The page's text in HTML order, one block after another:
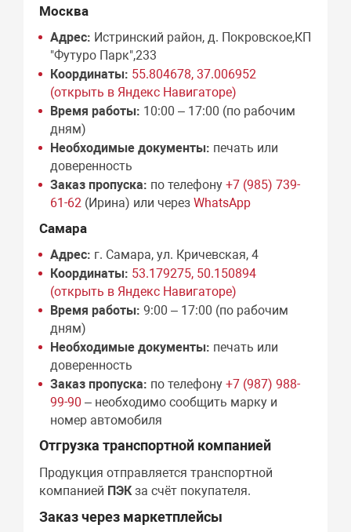
Москва
Адрес: Истринский район, д. Покровское,КП
"Футуро Парк",233
Координаты: 55.804678, 37.006952
(открыть в Яндекс Навигаторе)
Время работы: 10:00 – 17:00 (по рабочим
дням)
Необходимые документы: печать или
доверенность
Заказ пропуска: по телефону+7 (985) 739-
61-62 (Ирина) или черезWhatsApp
Самара
Адрес: г. Самара, ул. Кричевская, 4
Координаты: 53.179275, 50.150894
(открыть в Яндекс Навигаторе)
Время работы: 9:00 – 17:00 (по рабочим
дням)
Необходимые документы: печать или
доверенность
Заказ пропуска: по телефону+7 (987) 988-
99-90 – необходимо сообщить марку и
номер автомобиля
Отгрузка транспортной компанией
Продукция отправляется транспортной
компанией ПЭКза счёт покупателя.
Заказ через маркетплейсы